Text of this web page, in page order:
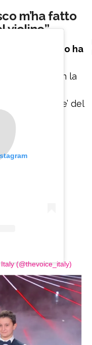
m’ha fatto
violino”
Gigi D’Alessio ha
volare con la
– Per lui ho
‘La rondine’ del
(@thevoice_italy)